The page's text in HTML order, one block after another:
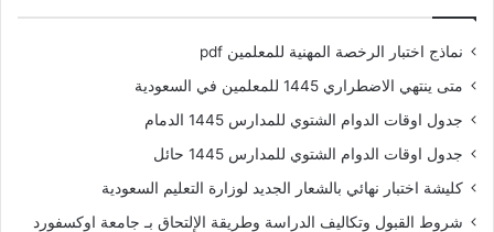
نماذج اختبار الرخصة المهنية للمعلمين pdf
متى ينتهي الاضطراري 1445 للمعلمين في السعودية
جدول اوقات الدوام الشتوي للمدارس 1445 الدمام
جدول اوقات الدوام الشتوي للمدارس 1445 حائل
كليشة اختبار نهائي بالشعار الجديد لوزارة التعليم السعودية
شروط القبول وتكاليف الدراسة وطريقة الإلتحاق بـ جامعة اوكسفورد